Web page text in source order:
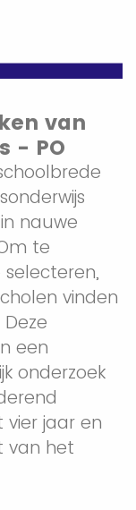
van
- PO
nauwe
te
selecteren,
vinden
een
onderzoek
vier jaar en
van het